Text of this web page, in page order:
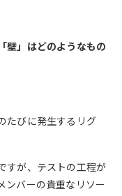
壁」はどのようなもの
たびに発生するリグ
すが、テストの工程が
ンバーの貴重なリソー